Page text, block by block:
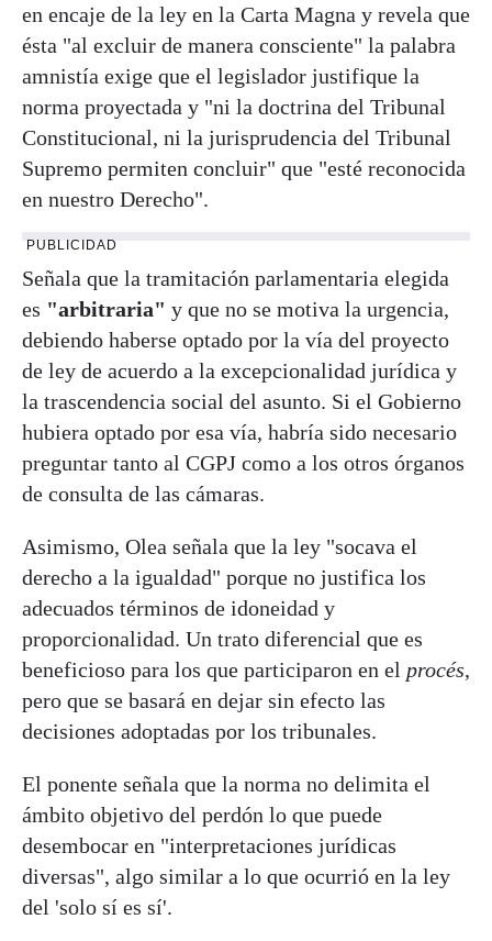
en encaje de la ley en la Carta Magna y revela que
ésta "al excluir de manera consciente" la palabra
amnistía exige que el legislador justifique la
norma proyectada y "ni la doctrina del Tribunal
Constitucional, ni la jurisprudencia del Tribunal
Supremo permiten concluir" que "esté reconocida
en nuestro Derecho".
PUBLICIDAD
Señala que la tramitación parlamentaria elegida
es "arbitraria" y que no se motiva la urgencia,
debiendo haberse optado por la vía del proyecto
de ley de acuerdo a la excepcionalidad jurídica y
la trascendencia social del asunto. Si el Gobierno
hubiera optado por esa vía, habría sido necesario
preguntar tanto al CGPJ como a los otros órganos
de consulta de las cámaras.
Asimismo, Olea señala que la ley "socava el
derecho a la igualdad" porque no justifica los
adecuados términos de idoneidad y
proporcionalidad. Un trato diferencial que es
beneficioso para los que participaron en el procés,
pero que se basará en dejar sin efecto las
decisiones adoptadas por los tribunales.
El ponente señala que la norma no delimita el
ámbito objetivo del perdón lo que puede
desembocar en "interpretaciones jurídicas
diversas", algo similar a lo que ocurrió en la ley
del 'solo sí es sí'.